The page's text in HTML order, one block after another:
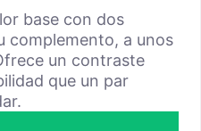
base con dos
complemento, a unos
un contraste
que un par